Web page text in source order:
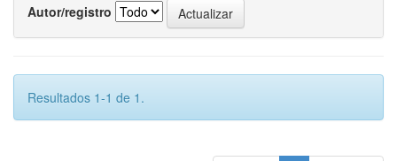
Autor/registro
Resultados 1-1 de 1.